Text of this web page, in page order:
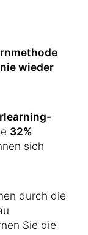
nie wieder
32%
sich
durch die
Sie die